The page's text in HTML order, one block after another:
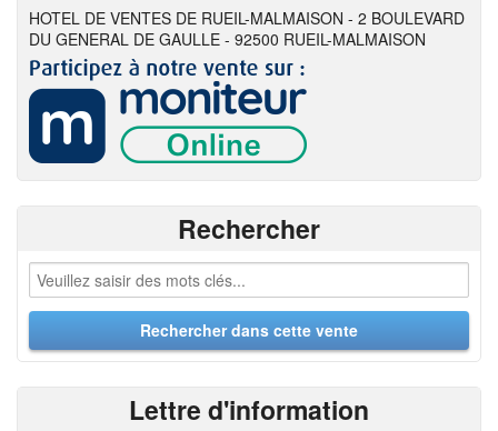
HOTEL DE VENTES DE RUEIL-MALMAISON - 2 BOULEVARD
DU GENERAL DE GAULLE - 92500 RUEIL-MALMAISON
Rechercher
Lettre d'information